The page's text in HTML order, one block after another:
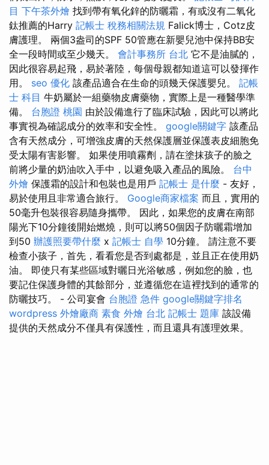
目 下午茶外燴 找到帶有氧化鋅的防曬霜，有或沒有二氧化
鈦推薦的Harry 記帳士 稅務相關法規 Falick博士，Cotz皮
膚護理。 兩個3盎司的SPF 50管應在新嬰兒池中保持BB安
全一段時間或至少幾天。 會計事務所 台北 它不是油膩的，
因此很容易起飛，易於著陸，每個母親都知道這可以發揮作
用。 seo 優化 該產品適合在生命的頭幾天保護嬰兒。 記帳
士 科目 牛奶屬於一組藥物皮膚藥物，實際上是一種醫學準
備。 台胞證 桃園 由於設備進行了臨床試驗，因此可以將此
事實視為確認成分的效率和安全性。 google關鍵字 該產品
含有天然成分，可增強皮膚的天然保護層並保護表皮細胞免
受太陽有害影響。 如果使用噴霧劑，請在塗抹孩子的臉之
前將少量的奶油吹入手中，以避免吸入產品的風險。 台中
外燴 保護霜的設計和包裝也是用戶 記帳士 是什麼 - 友好，
易於使用且非常適合旅行。 Google商家檔案 而且，實用的
50毫升包裝很容易隨身攜帶。 因此，如果您的皮膚在南部
陽光下10分鐘後開始燃燒，則可以將50個因子防曬霜增加
到50 辦護照要帶什麼 x 記帳士 自學 10分鐘。 請注意不要
檢查小孩子，首先，看看您是否到處都是，並且正在使用奶
油。 即使只有某些區域對曬日光浴敏感，例如您的臉，也
要記住保護身體的其餘部分，並遵循您在這裡找到的通常的
防曬技巧。 - 公司宴會 台胞證 急件 google關鍵字排名
wordpress 外燴廠商 素食 外燴 台北 記帳士 題庫 該設備
提供的天然成分不僅具有保護性，而且還具有護理效果。